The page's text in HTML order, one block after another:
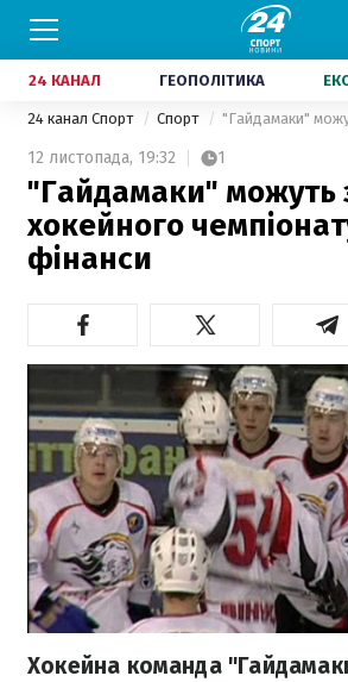
24 КАНАЛ ГЕОПОЛІТИКА
24 канал Спорт Спорт
12 листопада, 19:32 1
"Гайдамаки" можуть
хокейного
фінанси
Хокейна команда